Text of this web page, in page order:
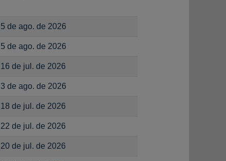
5 de ago. de 2026
5 de ago. de 2026
16 de jul. de 2026
3 de ago. de 2026
18 de jul. de 2026
22 de jul. de 2026
20 de jul. de 2026